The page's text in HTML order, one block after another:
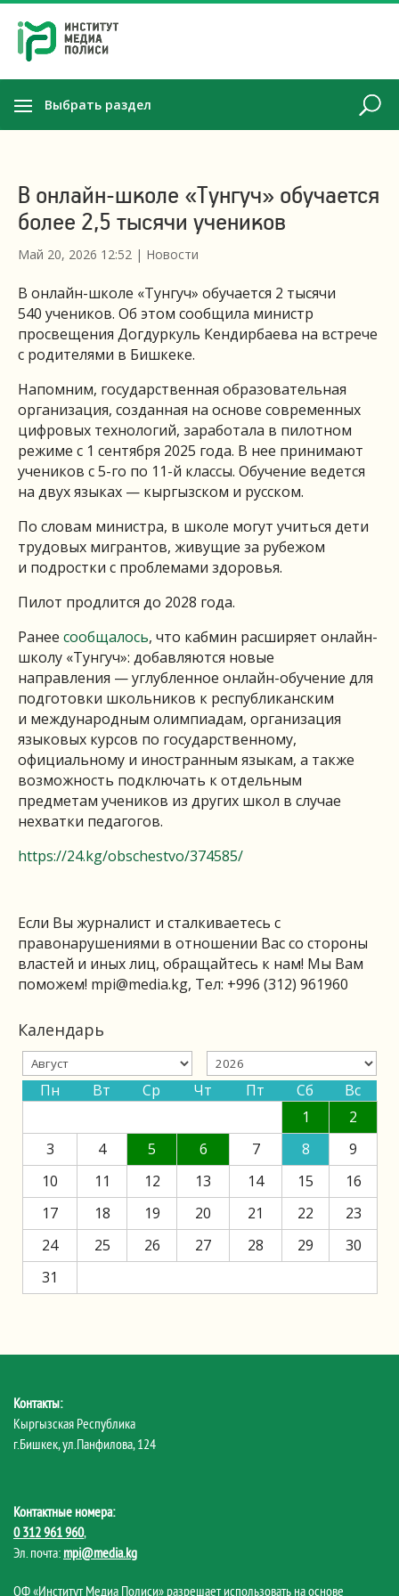
Выбрать раздел
В онлайн-школе «Тунгуч» обучается
более 2,5 тысячи учеников
Май 20, 2026 12:52 | Новости
В онлайн-школе «Тунгуч» обучается 2 тысячи
540 учеников. Об этом сообщила министр
просвещения Догдуркуль Кендирбаева на встрече
с родителями в Бишкеке.
Напомним, государственная образовательная
организация, созданная на основе современных
цифровых технологий, заработала в пилотном
режиме с 1 сентября 2025 года. В нее принимают
учеников с 5-го по 11-й классы. Обучение ведется
на двух языках — кыргызском и русском.
По словам министра, в школе могут учиться дети
трудовых мигрантов, живущие за рубежом
и подростки с проблемами здоровья.
Пилот продлится до 2028 года.
Ранее сообщалось, что кабмин расширяет онлайн-
школу «Тунгуч»: добавляются новые
направления — углубленное онлайн-обучение для
подготовки школьников к республиканским
и международным олимпиадам, организация
языковых курсов по государственному,
официальному и иностранным языкам, а также
возможность подключать к отдельным
предметам учеников из других школ в случае
нехватки педагогов.
https://24.kg/obschestvo/374585/
Если Вы журналист и сталкиваетесь с
правонарушениями в отношении Вас со стороны
властей и иных лиц, обращайтесь к нам! Мы Вам
поможем! mpi@media.kg, Тел: +996 (312) 961960
Календарь
Пн Вт Ср Чт Пт Сб
Вс
1
2
3
4 5 6 7 8
9
10
11 12 13 14 15
16
17
18 19 20 21 22
23
24
25 26 27 28 29
30
31
Контакты:
Кыргызская Республика
г.Бишкек, ул.Панфилова, 124
Контактные номера:
0 312 961 960,
Эл. почта: mpi@media.kg
ОФ «Институт Медиа Полиси» разрешает использовать на основе